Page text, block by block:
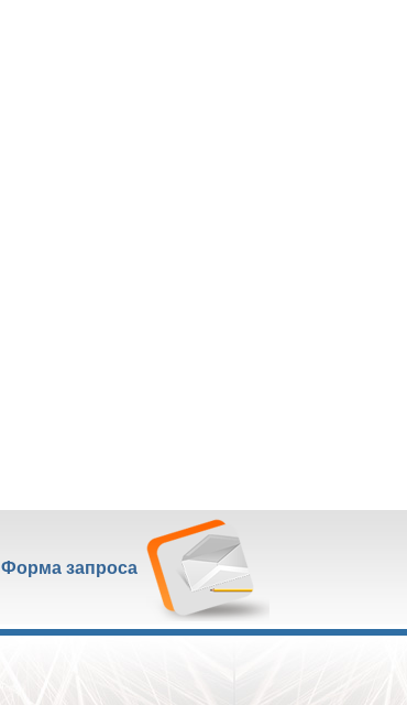
Форма запроса